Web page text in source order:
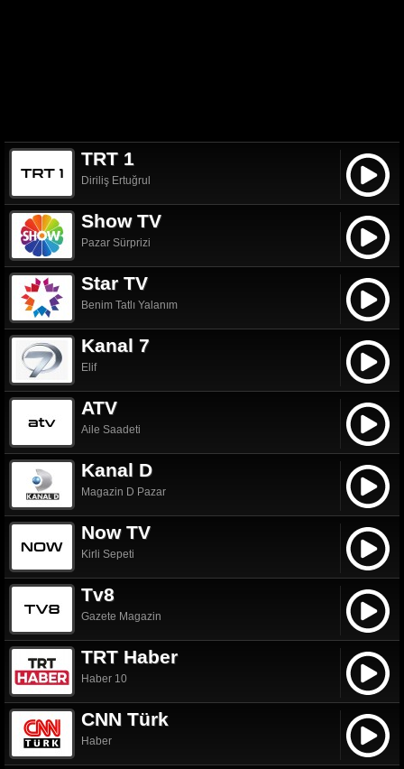
TRT 1
Diriliş Ertuğrul
Show TV
Pazar Sürprizi
Star TV
Benim Tatlı Yalanım
Kanal 7
Elif
ATV
Aile Saadeti
Kanal D
Magazin D Pazar
Now TV
Kirli Sepeti
Tv8
Gazete Magazin
TRT Haber
Haber 10
CNN Türk
Haber